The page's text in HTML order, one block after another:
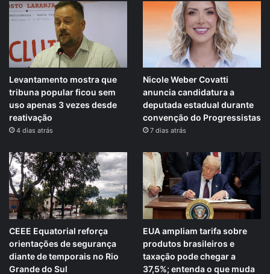
Levantamento mostra que
tribuna popular ficou sem
uso apenas 3 vezes desde
reativação
4 dias atrás
Nicole Weber Covatti
anuncia candidatura a
deputada estadual durante
convenção do Progressistas
7 dias atrás
CEEE Equatorial reforça
orientações de segurança
diante de temporais no Rio
Grande do Sul
EUA ampliam tarifa sobre
produtos brasileiros e
taxação pode chegar a
37,5%; entenda o que muda